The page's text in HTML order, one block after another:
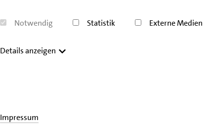
Notwendig Statistik Externe Medien
Details anzeigen
Impressum
Bistum Hildesheim geht weiteren